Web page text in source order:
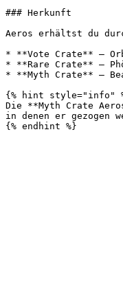
### Herkunft
Aeros erhältst du
* **Vote Crate** –
* **Rare Crate** –
* **Myth Crate** –
{% hint style="info"
Die **Myth Crate
in denen er gezogen